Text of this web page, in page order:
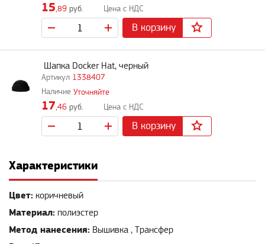
15,89 руб.
В корзину
1338407
Шапка Docker Hat, черный
Уточняйте
17,46 руб.
В корзину
Характеристики
Цвет: коричневый
Материал: полиэстер
Метод нанесения: Вышивка , Трансфер